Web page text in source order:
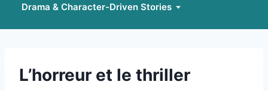
Drama & Character-Driven Stories
contentL’horreur et le thriller